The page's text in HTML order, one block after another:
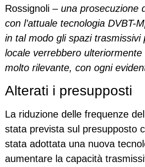
Rossignoli – una prosecuzione
con l’attuale tecnologia DVBT-
in tal modo gli spazi trasmissivi
locale verrebbero
molto rilevante, con ogni
Alterati i presupposti
La riduzione delle frequenze
stata prevista sul presupposto
stata adottata una nuova
aumentare la capacità